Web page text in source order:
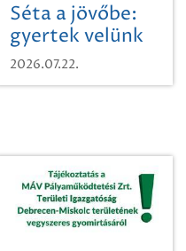
Séta a jövőbe:
gyertek velünk
egy városi
időutazásra!
2026.07.22.